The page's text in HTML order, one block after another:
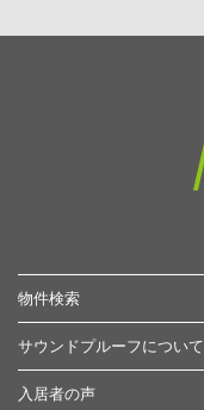
物件検索
サウンドプルーフについて
入居者の声